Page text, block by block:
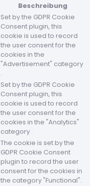
Beschreibung
Set by the GDPR Cookie
Consent plugin, this
cookie is used to record
the user consent for the
cookies in the
"Advertisement" category
.
Set by the GDPR Cookie
Consent plugin, this
cookie is used to record
the user consent for the
cookies in the "Analytics"
category .
The cookie is set by the
GDPR Cookie Consent
plugin to record the user
consent for the cookies in
the category "Functional".